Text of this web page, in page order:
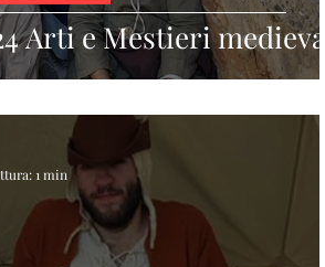
Arti e Mestieri medievali
1 min